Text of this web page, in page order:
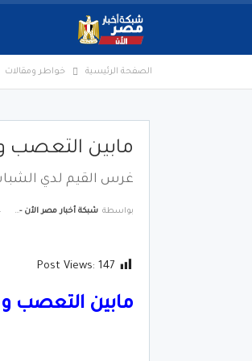
الصفحة الرئيسية خواطر ومقالات
مابين التعصب
غرس القيم لدي
بواسطة شبكة أخبار مصر الأن - Egypt News Network Now
Post Views: 147
مابين التعصب و